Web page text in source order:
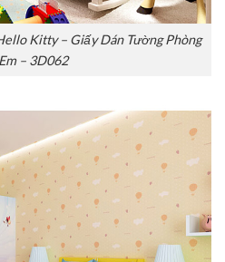
Kitty – Giấy Dán Tường Phòng
– 3D062